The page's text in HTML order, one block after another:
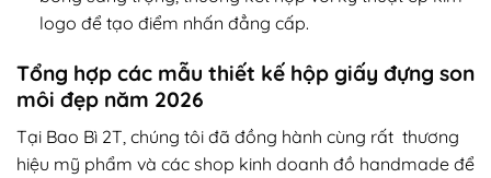
logo để tạo điểm nhấn đẳng cấp.
Tổng hợp các mẫu thiết kế hộp giấy đựng son
môi đẹp năm 2026
Tại Bao Bì 2T, chúng tôi đã đồng hành cùng rất thương
hiệu mỹ phẩm và các shop kinh doanh đồ handmade để